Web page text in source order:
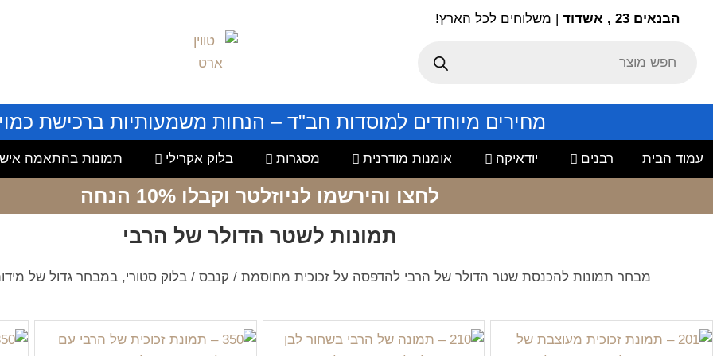
הבנאים 23 , אשדוד | משלוחים לכל הארץ!
מחירים מיוחדים למוסדות חב"ד – הנחות משמעותיות ברכישת
עמוד הבית רבנים יודאיקה אומנות מודרנית מסגרות בלוק אקרילי תמונות בהתאמה
לחצו והירשמו לניוזלטר וקבלו 10% הנחה
תמונות לשטר הדולר של הרבי
מבחר תמונות להכנסת שטר הדולר של הרבי להדפסה על זכוכית מחוסמת / קנבס / בלוק סטורי, במבחר גדול של